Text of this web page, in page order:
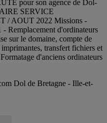
pour son agence de Dol-
SERVICE
/ AOUT 2022 Missions -
Remplacement d'ordinateurs
sur le domaine, compte de
transfert fichiers et
d'anciens ordinateurs
Dol de Bretagne - Ille-et-